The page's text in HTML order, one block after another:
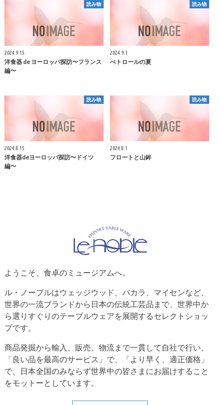
読み物
2024.9.15
洋食器 de ヨーロッパ探訪〜フランス
編〜
読み物
2024.9.1
ぺトロールの夏
読み物
2024.8.15
洋食器deヨーロッパ探訪〜ドイツ
編〜
読み物
2024.8.1
フロートと山鉾
ようこそ、食卓のミュージアムへ。
ル・ノーブルはウェッジウッド、バカラ、マイセンなど、
世界の一流ブランドから日本の伝統工芸品まで、世界中か
ら選りすぐりのテーブルウェアを展開するセレクトショッ
プです。
商品発掘から輸入、販売、物流まで一貫して自社で行い、
「良い品を最高のサービス」で、「より早く、適正価格」
で、日本全国のみならず世界中の皆さまにお届けすること
をモットーとしています。